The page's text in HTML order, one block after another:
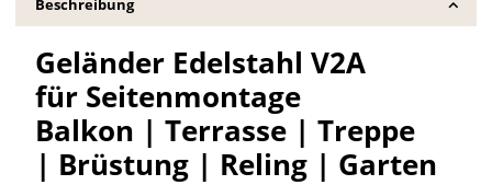
Geländer Edelstahl V2A
für Seitenmontage
Balkon | Terrasse | Treppe
| Brüstung | Reling | Garten